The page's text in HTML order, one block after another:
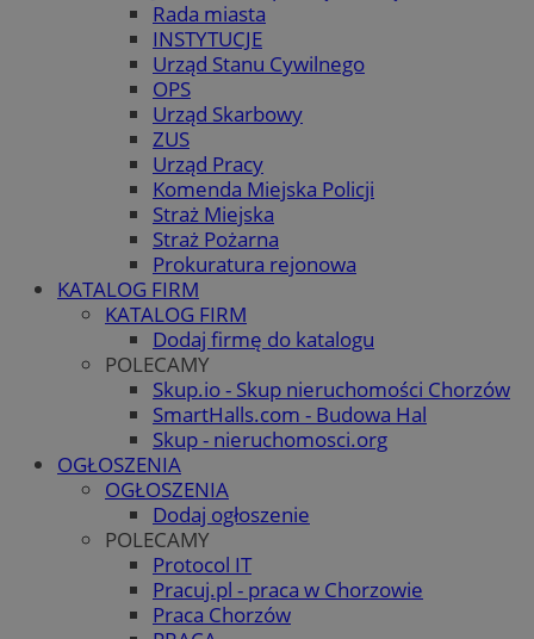
Rada miasta
INSTYTUCJE
Urząd Stanu Cywilnego
OPS
Urząd Skarbowy
ZUS
Urząd Pracy
Komenda Miejska Policji
Straż Miejska
Straż Pożarna
Prokuratura rejonowa
KATALOG FIRM
KATALOG FIRM
Dodaj firmę do katalogu
POLECAMY
Skup.io - Skup nieruchomości Chorzów
SmartHalls.com - Budowa Hal
Skup - nieruchomosci.org
OGŁOSZENIA
OGŁOSZENIA
Dodaj ogłoszenie
POLECAMY
Protocol IT
Pracuj.pl - praca w Chorzowie
Praca Chorzów